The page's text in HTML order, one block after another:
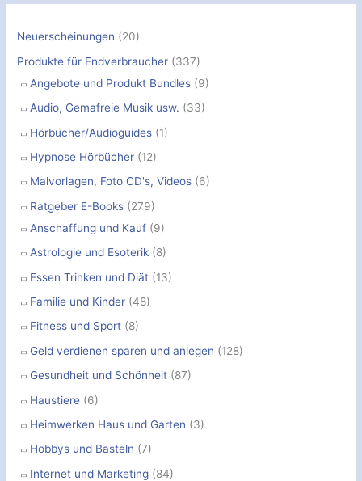
h
:
Neuerscheinungen (20)
Produkte für Endverbraucher (337)
Angebote und Produkt Bundles (9)
Audio, Gemafreie Musik usw. (33)
Hörbücher/Audioguides (1)
Hypnose Hörbücher (12)
Malvorlagen, Foto CD's, Videos (6)
Ratgeber E-Books (279)
Anschaffung und Kauf (9)
Astrologie und Esoterik (8)
Essen Trinken und Diät (13)
Familie und Kinder (48)
Fitness und Sport (8)
Geld verdienen sparen und anlegen (128)
Gesundheit und Schönheit (87)
Haustiere (6)
Heimwerken Haus und Garten (3)
Hobbys und Basteln (7)
Internet und Marketing (84)